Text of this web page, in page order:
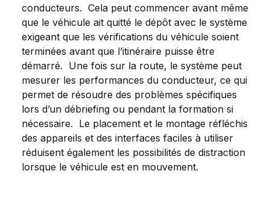
conducteurs. Cela peut commencer avant même
que le véhicule ait quitté le dépôt avec le système
exigeant que les vérifications du véhicule soient
terminées avant que l’itinéraire puisse être
démarré. Une fois sur la route, le système peut
mesurer les performances du conducteur, ce qui
permet de résoudre des problèmes spécifiques
lors d’un débriefing ou pendant la formation si
nécessaire. Le placement et le montage réfléchis
des appareils et des interfaces faciles à utiliser
réduisent également les possibilités de distraction
lorsque le véhicule est en mouvement.